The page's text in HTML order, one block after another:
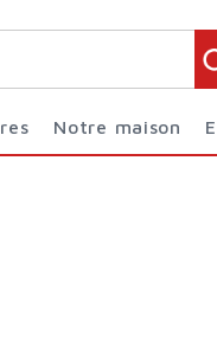
Notre maison